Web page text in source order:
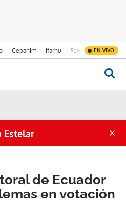
Cepanim Ifarhu Fenómeno de El
EN VIVO
Estelar
de Ecuador
en votación